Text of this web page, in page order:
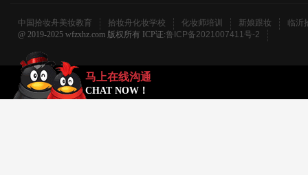
中国拾妆舟美妆教育 拾妆舟化妆学校 化妆师培训 新娘跟妆
临沂
@ 2019-2025 wfzxhz.com 版权所有 ICP证:鲁ICP备2021007411号-2
马上在线沟通
CHAT NOW！